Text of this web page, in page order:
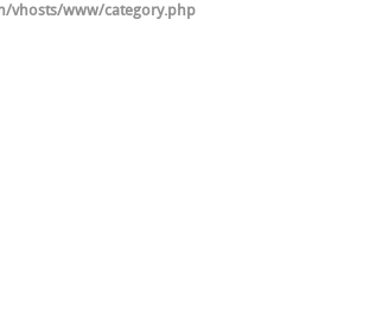
vhosts/www/category.php